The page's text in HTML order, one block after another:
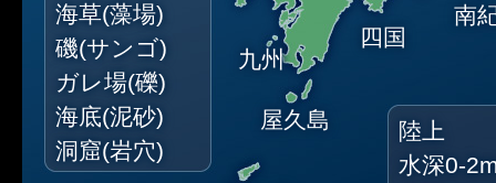
南
四国
九州
屋久島
陸上
水深0-
海草(藻場)
磯(サンゴ)
ガレ場(礫)
海底(泥砂)
洞窟(岩穴)